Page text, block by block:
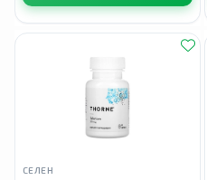
СЕЛЕН